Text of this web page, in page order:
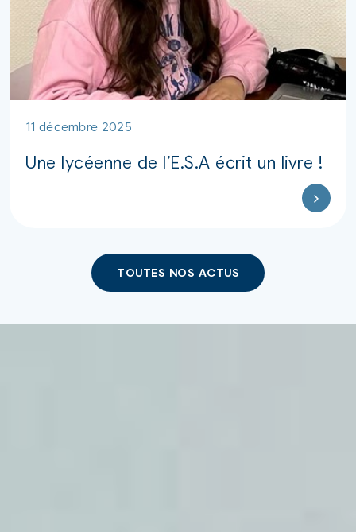
11 décembre 2025
Une lycéenne de l’E.S.A écrit un livre !
TOUTES NOS ACTUS